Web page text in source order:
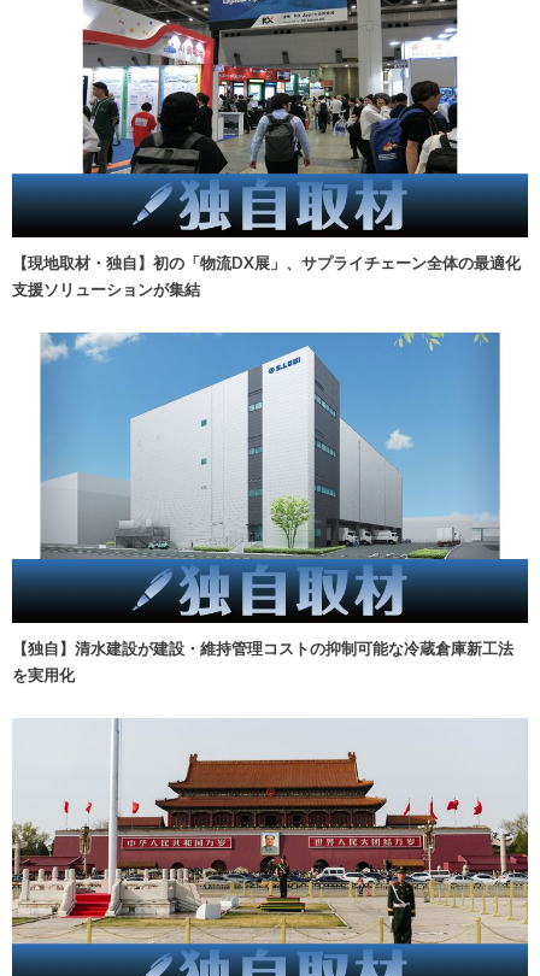
【現地取材・独自】初の「物流DX展」、サプライチェーン全体の最適化
支援ソリューションが集結
【独自】清水建設が建設・維持管理コストの抑制可能な冷蔵倉庫新工法
を実用化